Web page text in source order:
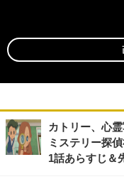
カトリー、心
ミステリー探
1話あらすじ＆